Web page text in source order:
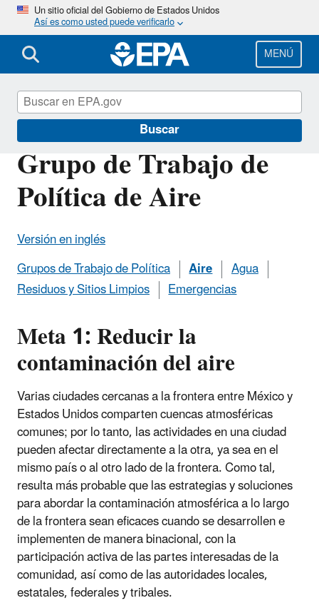
Pasar
al
contenido
principal
Un sitio oficial del Gobierno de Estados Unidos
Así es como usted puede verificarlo
MENÚ
Buscar
Grupo de Trabajo de
Política de Aire
Versión en inglés
Grupos de Trabajo de Política
Aire
Agua
Residuos y Sitios Limpios
Emergencias
Meta 1: Reducir la
contaminación del aire
Varias ciudades cercanas a la frontera entre México y
Estados Unidos comparten cuencas atmosféricas
comunes; por lo tanto, las actividades en una ciudad
pueden afectar directamente a la otra, ya sea en el
mismo país o al otro lado de la frontera. Como tal,
resulta más probable que las estrategias y soluciones
para abordar la contaminación atmosférica a lo largo
de la frontera sean eficaces cuando se desarrollen e
implementen de manera binacional, con la
participación activa de las partes interesadas de la
comunidad, así como de las autoridades locales,
estatales, federales y tribales.
Programa fronterizo